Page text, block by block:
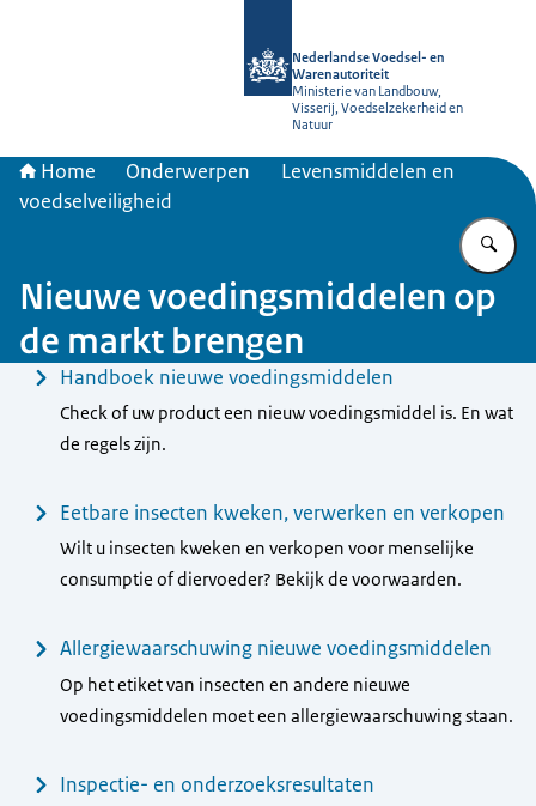
Nederlandse Voedsel- en
Warenautoriteit
Ministerie van Landbouw,
Visserij, Voedselzekerheid en
Natuur
Home Onderwerpen
Levensmiddelen en
voedselveiligheid
Nieuwe voedingsmiddelen op
de markt brengen
MenuHandboek nieuwe voedingsmiddelen
Check of uw product een nieuw voedingsmiddel is. En wat
de regels zijn.
Eetbare insecten kweken, verwerken en verkopen
Wilt u insecten kweken en verkopen voor menselijke
consumptie of diervoeder? Bekijk de voorwaarden.
Allergiewaarschuwing nieuwe voedingsmiddelen
Op het etiket van insecten en andere nieuwe
voedingsmiddelen moet een allergiewaarschuwing staan.
Inspectie- en onderzoeksresultaten